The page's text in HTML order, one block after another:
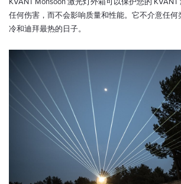
KVANT Monsoon 激光灯外箱可以保护您的
任何伤害，而不会影响质量和性能。它不介意任何
冷和迪拜最热的日子。